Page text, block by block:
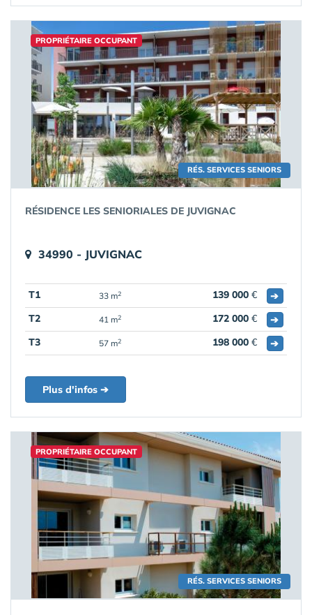
RÉS. SERVICES SENIORS
PROPRIÉTAIRE OCCUPANT
RÉSIDENCE LES SENIORIALES DE JUVIGNAC
34990 - JUVIGNAC
T1 33 m2 139 000 €
➔
T2
41 m2 172 000 €
➔
T3
57 m2 198 000 € ➔
Plus d'infos ➔
RÉS. SERVICES SENIORS
PROPRIÉTAIRE OCCUPANT